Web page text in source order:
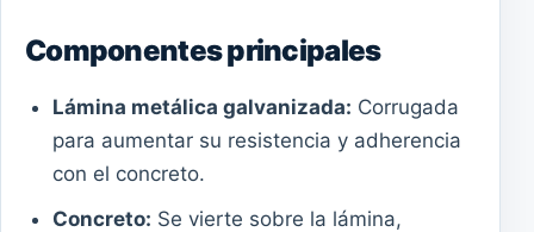
Componentes principales
Lámina metálica galvanizada: Corrugada
para aumentar su resistencia y adherencia
con el concreto.
Concreto: Se vierte sobre la lámina,